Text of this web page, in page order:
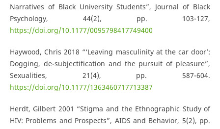
Narratives of Black University Students”, Journal of Black
Psychology, 44(2), pp. 103-127,
https://doi.org/10.1177/0095798417749400
Haywood, Chris 2018 “‘Leaving masculinity at the car door’:
Dogging, de-subjectification and the pursuit of pleasure”,
Sexualities, 21(4), pp. 587-604.
https://doi.org/10.1177/1363460717713387
Herdt, Gilbert 2001 “Stigma and the Ethnographic Study of
HIV: Problems and Prospects”, AIDS and Behavior, 5(2), pp.